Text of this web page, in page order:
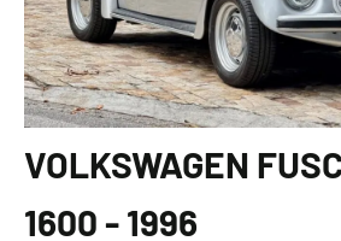
VOLKSWAGEN
1600 - 1996